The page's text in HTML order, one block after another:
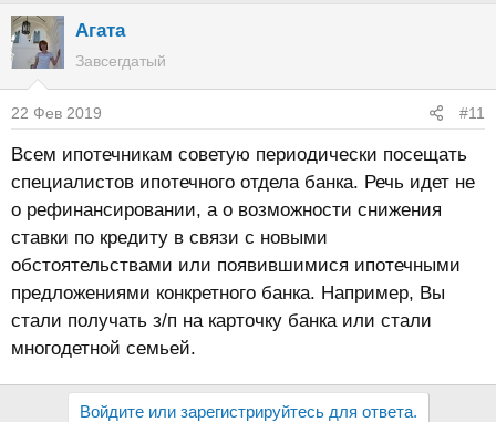
а
ц
и
:
Агата
Завсегдатый
22 Фев 2019 #11
Всем ипотечникам советую периодически посещать
специалистов ипотечного отдела банка. Речь идет не
о рефинансировании, а о возможности снижения
ставки по кредиту в связи с новыми
обстоятельствами или появившимися ипотечными
предложениями конкретного банка. Например, Вы
стали получать з/п на карточку банка или стали
многодетной семьей.
Войдите или зарегистрируйтесь для ответа.